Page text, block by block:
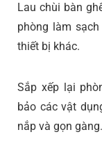
Lau chùi bàn
phòng làm
thiết bị khác.
Sắp xếp lại
bảo các vật
nắp và gọn gàng.